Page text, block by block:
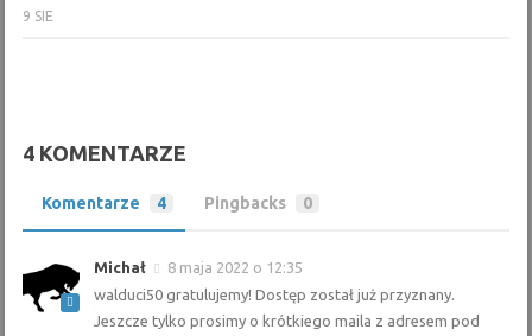
9 SIE
4 KOMENTARZE
Komentarze 4 Pingbacks 0
Michał
8 maja 2022 o 12:35
walduci50 gratulujemy! Dostęp został już przyznany.
Jeszcze tylko prosimy o krótkiego maila z adresem pod